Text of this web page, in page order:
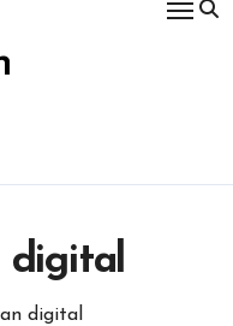
digital
digital